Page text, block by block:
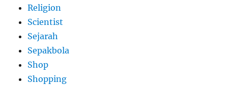
Religion
Scientist
Sejarah
Sepakbola
Shop
Shopping